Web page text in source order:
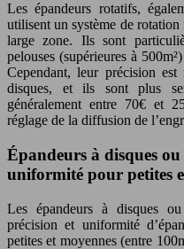
Les épandeurs rotatifs,
utilisent un système de
large zone. Ils sont
pelouses (supérieures à
Cependant, leur précision
disques, et ils sont plus
généralement entre 70€ et
réglage de la diffusion de
Épandeurs à disques
uniformité pour petites
Les épandeurs à disques
précision et uniformité
petites et moyennes (entre